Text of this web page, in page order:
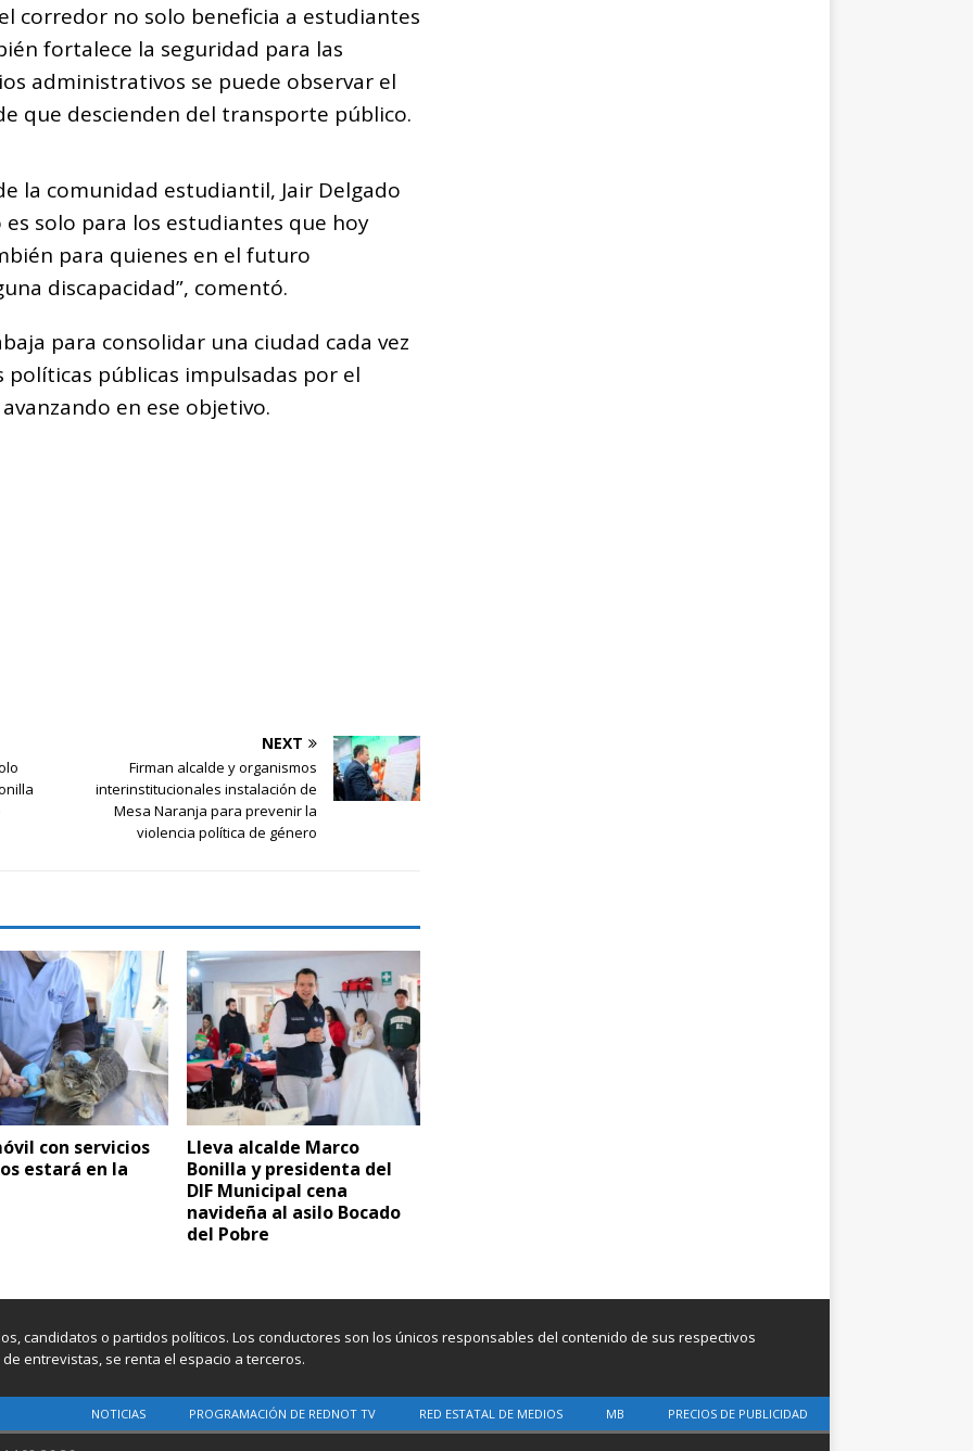
corredor no solo beneficia a estudiantes
fortalece la seguridad para las
administrativos se puede observar el
que descienden del transporte público.
la comunidad estudiantil, Jair Delgado
es solo para los estudiantes que hoy
para quienes en el futuro
discapacidad”, comentó.
para consolidar una ciudad cada vez
políticas públicas impulsadas por el
en ese objetivo.
NEXT
Firman alcalde y organismos
interinstitucionales instalación de
Mesa Naranja para prevenir la
violencia política de género
con servicios
estará en la
Lleva alcalde Marco
Bonilla y presidenta del
DIF Municipal cena
navideña al asilo Bocado
del Pobre
candidatos o partidos políticos. Los conductores son los únicos responsables del contenido de sus respectivos
entrevistas, se renta el espacio a terceros.
NOTICIAS PROGRAMACIÓN DE REDNOT TV RED ESTATAL DE MEDIOS MB PRECIOS DE PUBLICIDAD